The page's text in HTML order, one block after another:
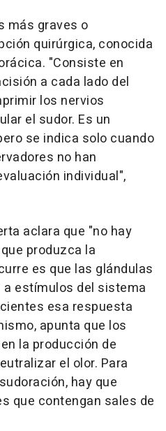
más graves o
quirúrgica, conocida
"Consiste en
a cada lado del
los nervios
el sudor. Es un
se indica solo cuando
no han
individual",
aclara que "no hay
produzca la
es que las glándulas
estímulos del sistema
esa respuesta
apunta que los
la producción de
el olor. Para
hay que
que contengan sales de